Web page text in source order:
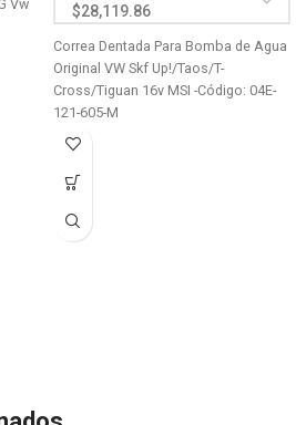
Vw
Correa Dentada Para Bomba de Agua
Original VW Skf Up!/Taos/T-
Cross/Tiguan 16v MSI -Código: 04E-
121-605-M